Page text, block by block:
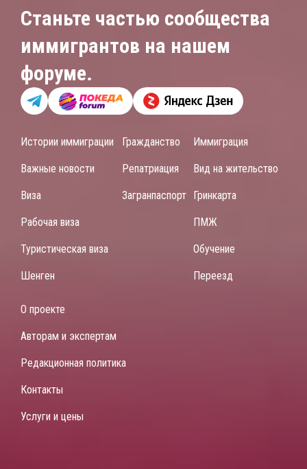
Станьте частью сообщества
иммигрантов на нашем
форуме.
Истории иммиграции
Важные новости
Виза
Рабочая виза
Туристическая виза
Шенген
Гражданство
Репатриация
Загранпаспорт
Иммиграция
Вид на жительство
Гринкарта
ПМЖ
Обучение
Переезд
О проекте
Авторам и экспертам
Редакционная политика
Контакты
Услуги и цены